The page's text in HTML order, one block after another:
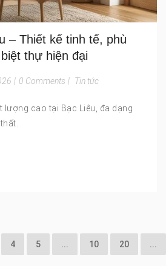
– Thiết kế tinh tế, phù
thự hiện đại
| 0 Comments | Tin tức
lượng cao tại Bạc Liêu, đa dạng
4 5 ... 10 20
...